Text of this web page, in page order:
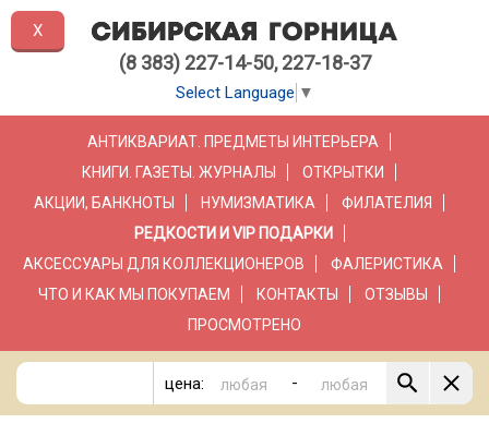
(8 383) 227-14-50, 227-18-37
Select Language ▼
АНТИКВАРИАТ. ПРЕДМЕТЫ ИНТЕРЬЕРА
КНИГИ. ГАЗЕТЫ. ЖУРНАЛЫ
ОТКРЫТКИ
АКЦИИ, БАНКНОТЫ
НУМИЗМАТИКА
ФИЛАТЕЛИЯ
РЕДКОСТИ И VIP ПОДАРКИ
АКСЕССУАРЫ ДЛЯ КОЛЛЕКЦИОНЕРОВ
ФАЛЕРИСТИКА
ЧТО И КАК МЫ ПОКУПАЕМ
КОНТАКТЫ
ОТЗЫВЫ
ПРОСМОТРЕНО
цена: -
X